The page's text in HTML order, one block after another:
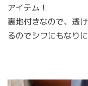
アイテム！
裏地付きなので、透
るのでシワにもなり